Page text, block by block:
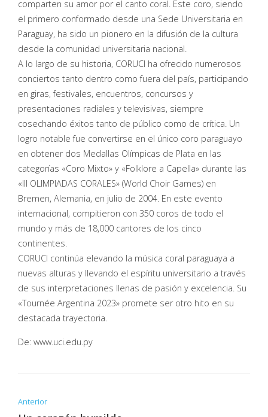
comparten su amor por el canto coral. Este coro, siendo
el primero conformado desde una Sede Universitaria en
Paraguay, ha sido un pionero en la difusión de la cultura
desde la comunidad universitaria nacional.
A lo largo de su historia, CORUCI ha ofrecido numerosos
conciertos tanto dentro como fuera del país, participando
en giras, festivales, encuentros, concursos y
presentaciones radiales y televisivas, siempre
cosechando éxitos tanto de público como de crítica. Un
logro notable fue convertirse en el único coro paraguayo
en obtener dos Medallas Olímpicas de Plata en las
categorías «Coro Mixto» y «Folklore a Capella» durante las
«III OLIMPIADAS CORALES» (World Choir Games) en
Bremen, Alemania, en julio de 2004. En este evento
internacional, compitieron con 350 coros de todo el
mundo y más de 18,000 cantores de los cinco
continentes.
CORUCI continúa elevando la música coral paraguaya a
nuevas alturas y llevando el espíritu universitario a través
de sus interpretaciones llenas de pasión y excelencia. Su
«Tournée Argentina 2023» promete ser otro hito en su
destacada trayectoria.
De: www.uci.edu.py
Anterior